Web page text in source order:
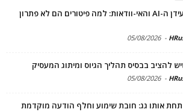
שימור עובדים בעידן ה-AI והאי-וודאות: למה פיטורים הם לא פתרון
-
05/08/2026
-
05/08/2026
תחת אותו גג: חובת שימוע וחלף הודעה מוקדמת